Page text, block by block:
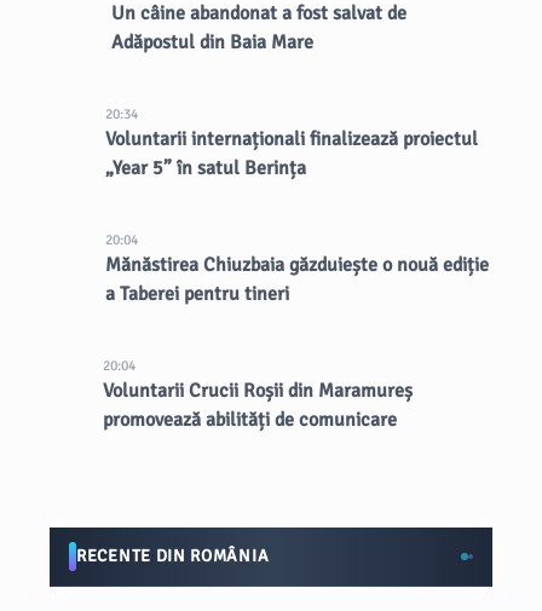
Un câine abandonat a fost salvat de
Adăpostul din Baia Mare
20:34
Voluntarii internaționali finalizează proiectul
„Year 5” în satul Berința
20:04
Mănăstirea Chiuzbaia găzduiește o nouă ediție
a Taberei pentru tineri
20:04
Voluntarii Crucii Roșii din Maramureș
promovează abilități de comunicare
RECENTE DIN ROMÂNIA